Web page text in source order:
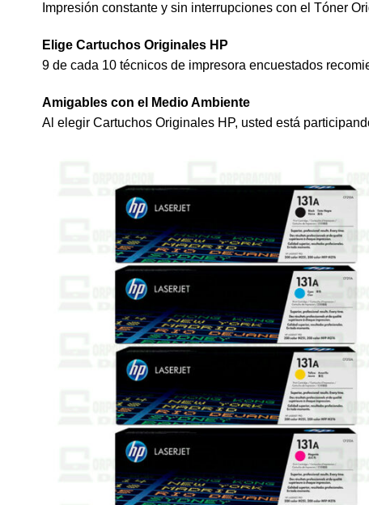
Impresión constante y sin interrupciones con el Tóner
Elige Cartuchos Originales HP
9 de cada 10 técnicos de impresora encuestados
Amigables con el Medio Ambiente
Al elegir Cartuchos Originales HP, usted está